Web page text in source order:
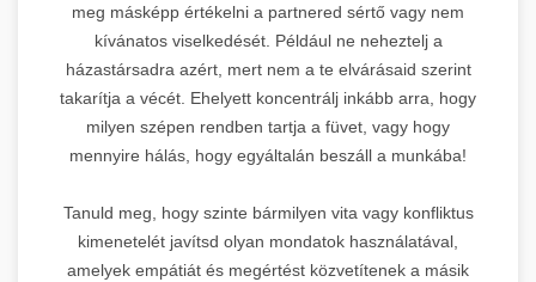
meg másképp értékelni a partnered sértő vagy nem
kívánatos viselkedését. Például ne neheztelj a
házastársadra azért, mert nem a te elvárásaid szerint
takarítja a vécét. Ehelyett koncentrálj inkább arra, hogy
milyen szépen rendben tartja a füvet, vagy hogy
mennyire hálás, hogy egyáltalán beszáll a munkába!
Tanuld meg, hogy szinte bármilyen vita vagy konfliktus
kimenetelét javítsd olyan mondatok használatával,
amelyek empátiát és megértést közvetítenek a másik